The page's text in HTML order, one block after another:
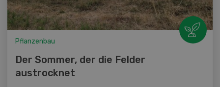
Pflanzenbau
Der Sommer, der die Felder
austrocknet